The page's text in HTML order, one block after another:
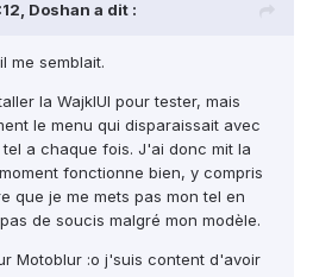
Doshan a dit :
me semblait.
la WajkIUI pour tester, mais
le menu qui disparaissait avec
a chaque fois. J'ai donc mit la
fonctionne bien, y compris
que je me mets pas mon tel en
de soucis malgré mon modèle.
Motoblur :o j'suis content d'avoir